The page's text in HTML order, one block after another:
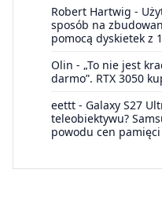
Robert Hartwig -
sposób na
pomocą dyskietek z
Olin - „To nie jest
darmo”. RTX 3050
eettt - Galaxy S27
teleobiektywu?
powodu cen pamięci